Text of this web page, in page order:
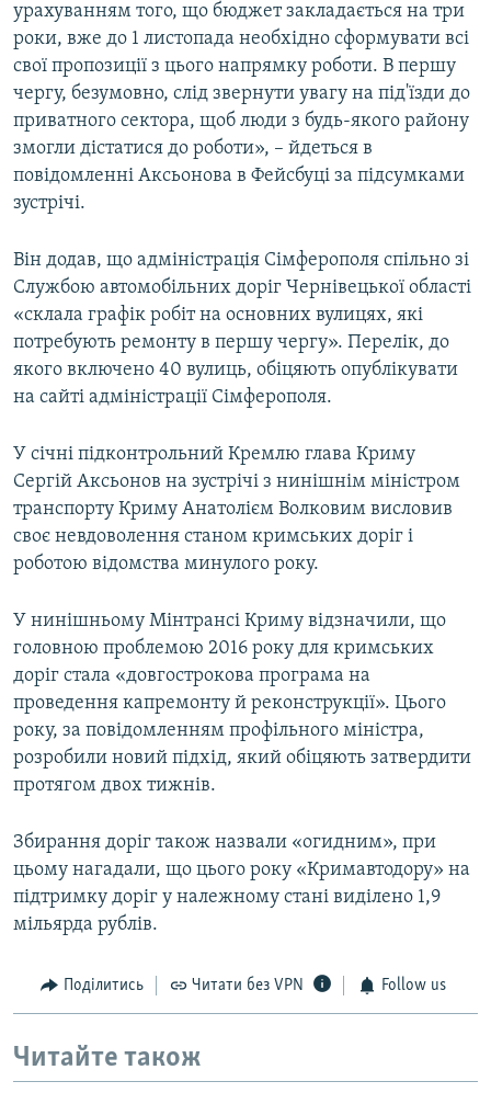
урахуванням того, що бюджет закладається на три
роки, вже до 1 листопада необхідно сформувати всі
свої пропозиції з цього напрямку роботи. В першу
чергу, безумовно, слід звернути увагу на під'їзди до
приватного сектора, щоб люди з будь-якого району
змогли дістатися до роботи», – йдеться в
повідомленні Аксьонова в Фейсбуці за підсумками
зустрічі.
Він додав, що адміністрація Сімферополя спільно зі
Службою автомобільних доріг Чернівецької області
«склала графік робіт на основних вулицях, які
потребують ремонту в першу чергу». Перелік, до
якого включено 40 вулиць, обіцяють опублікувати
на сайті адміністрації Сімферополя.
У січні підконтрольний Кремлю глава Криму
Сергій Аксьонов на зустрічі з нинішнім міністром
транспорту Криму Анатолієм Волковим висловив
своє невдоволення станом кримських доріг і
роботою відомства минулого року.
У нинішньому Мінтрансі Криму відзначили, що
головною проблемою 2016 року для кримських
доріг стала «довгострокова програма на
проведення капремонту й реконструкції». Цього
року, за повідомленням профільного міністра,
розробили новий підхід, який обіцяють затвердити
протягом двох тижнів.
Збирання доріг також назвали «огидним», при
цьому нагадали, що цього року «Кримавтодору» на
підтримку доріг у належному стані виділено 1,9
мільярда рублів.
Поділитись Читати без VPN Follow us
Читайте також